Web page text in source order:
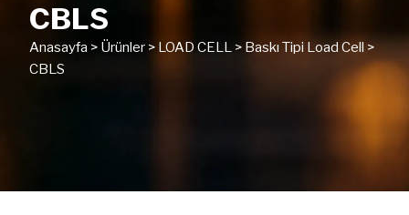
CBLS
Anasayfa > Ürünler > LOAD CELL > Baskı Tipi Load Cell >
CBLS